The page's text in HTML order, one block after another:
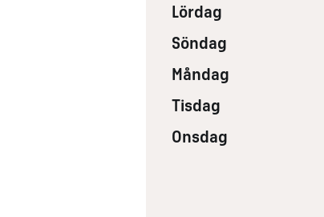
Lördag
Söndag
Måndag
Tisdag
Onsdag